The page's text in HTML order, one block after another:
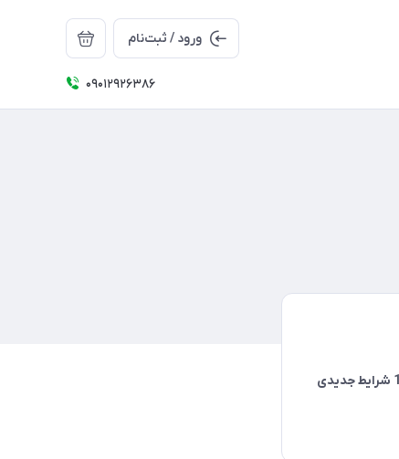
ورود / ثبت‌نام
09012926386
بر اساس بخشنامه جدید بورس کالا، قرار است تا از روز یکشنبه 11 دی 1401 شرایط جدیدی